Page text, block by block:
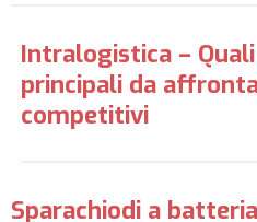
Intralogistica –
principali da
competitivi
Sparachiodi a